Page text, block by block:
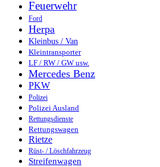
Feuerwehr
Ford
Herpa
Kleinbus / Van
Kleintransporter
LF / RW / GW usw.
Mercedes Benz
PKW
Polizei
Polizei Ausland
Rettungsdienste
Rettungswagen
Rietze
Rüst- / Löschfahrzeug
Streifenwagen